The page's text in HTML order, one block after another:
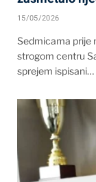
15/05/2026
Sedmicama prije
strogom centru
sprejem ispisani…